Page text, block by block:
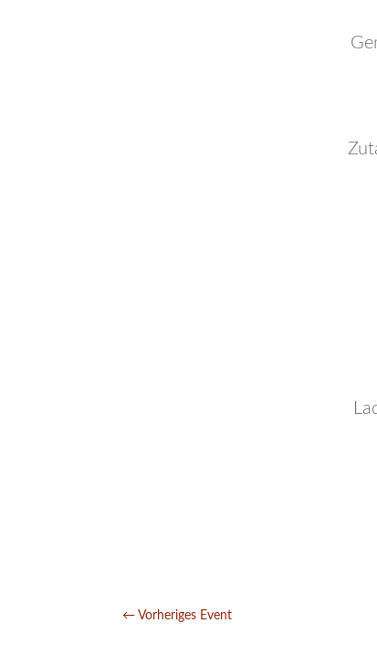
←Vorheriges Event